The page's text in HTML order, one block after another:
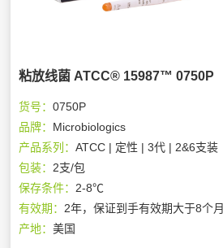
粘放线菌 ATCC® 15987™ 0750P
货号：0750P
品牌： Microbiologics
产品系列：ATCC | 定性 | 3代 | 2&6支装
包装： 2支/包
保存条件： 2-8℃
有效期： 2年，保证到手有效期大于8个月
产地：美国